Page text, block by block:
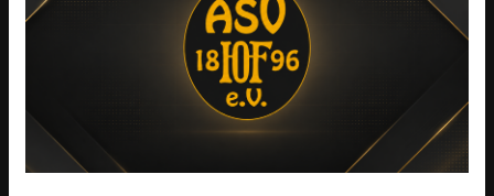
Bayerischer